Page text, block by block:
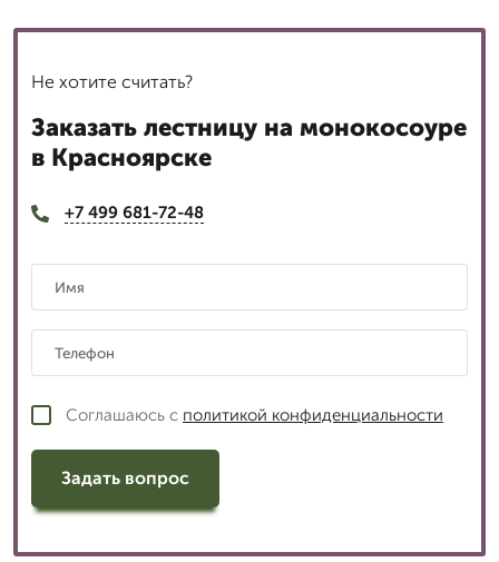
Не хотите считать?
Заказать лестницу на монокосоуре
в Красноярске
+7 499 681-72-48
Соглашаюсь с политикой конфиденциальности
Задать вопрос